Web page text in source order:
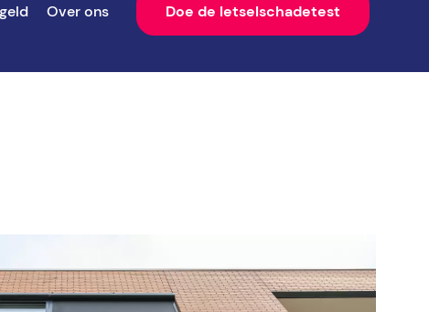
Over ons Doe de letselschadetest